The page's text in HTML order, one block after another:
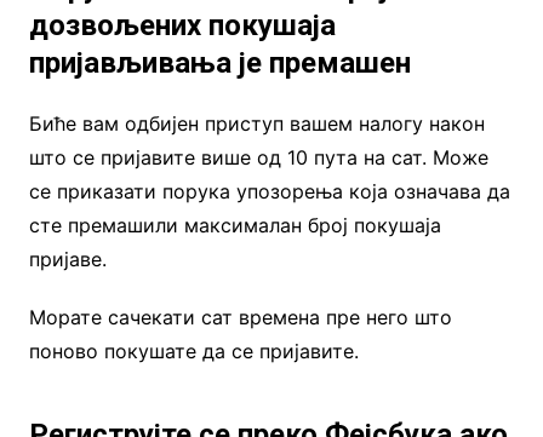
дозвољених покушаја
пријављивања је премашен
Биће вам одбијен приступ вашем налогу након
што се пријавите више од 10 пута на сат. Може
се приказати порука упозорења која означава да
сте премашили максималан број покушаја
пријаве.
Морате сачекати сат времена пре него што
поново покушате да се пријавите.